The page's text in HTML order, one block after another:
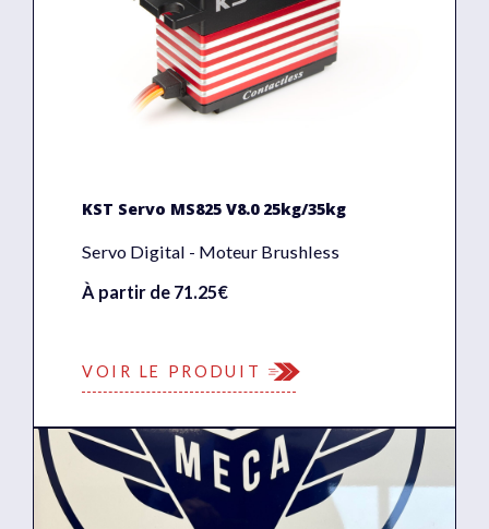
KST Servo MS825 V8.0 25kg/35kg
Servo Digital - Moteur Brushless
À partir de 71.25€
VOIR LE PRODUIT